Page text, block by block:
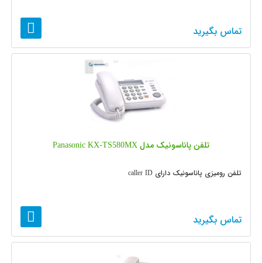
تماس بگیرید
تلفن پاناسونیک مدل Panasonic KX-TS580MX
تلفن رومیزی پاناسونیک دارای caller ID
تماس بگیرید